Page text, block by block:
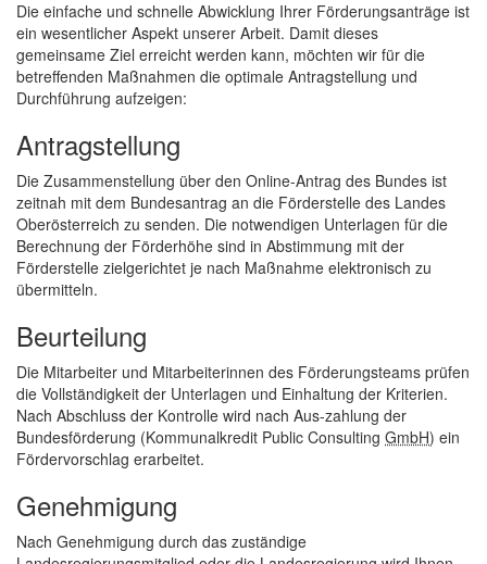
Die einfache und schnelle Abwicklung Ihrer Förderungsanträge ist
ein wesentlicher Aspekt unserer Arbeit. Damit dieses
gemeinsame Ziel erreicht werden kann, möchten wir für die
betreffenden Maßnahmen die optimale Antragstellung und
Durchführung aufzeigen:
Antragstellung
Die Zusammenstellung über den Online-Antrag des Bundes ist
zeitnah mit dem Bundesantrag an die Förderstelle des Landes
Oberösterreich zu senden. Die notwendigen Unterlagen für die
Berechnung der Förderhöhe sind in Abstimmung mit der
Förderstelle zielgerichtet je nach Maßnahme elektronisch zu
übermitteln.
Beurteilung
Die Mitarbeiter und Mitarbeiterinnen des Förderungsteams prüfen
die Vollständigkeit der Unterlagen und Einhaltung der Kriterien.
Nach Abschluss der Kontrolle wird nach Aus-zahlung der
Bundesförderung (Kommunalkredit Public Consulting GmbH) ein
Fördervorschlag erarbeitet.
Genehmigung
Nach Genehmigung durch das zuständige